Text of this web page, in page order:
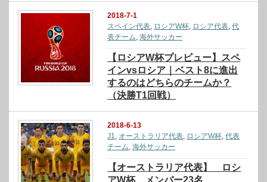
2018-7-1
スペイン代表 ロシアW杯 ロシア代表 ,代
表チーム ,海外サッカー
【ロシアW杯プレビュー】スペ
インvsロシア｜ベスト8に進出
するのはどちらのチームか？
（決勝T1回戦）
2018-6-13
J1
オーストラリア代表 ロシアW杯 ,代表
チーム ,海外サッカー
【オーストラリア代表】 ロシ
アW杯 メンバー23名